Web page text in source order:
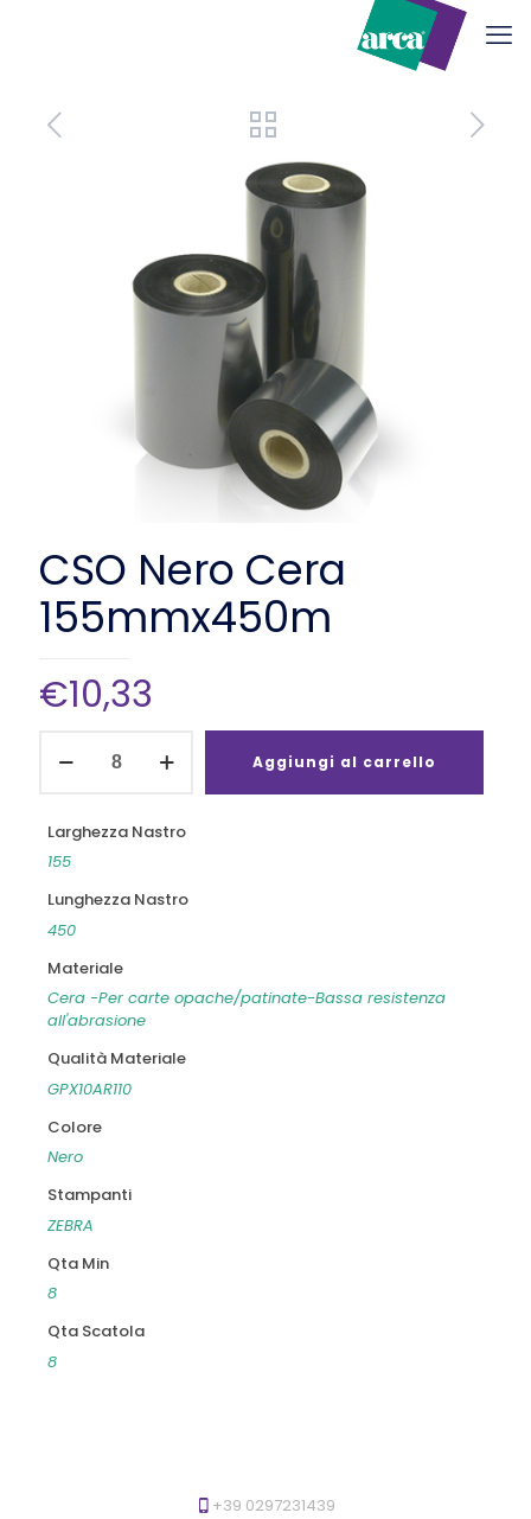
CSO Nero Cera
155mmx450m
€10,33
Nero
quantità
Aggiungi al carrello
Larghezza Nastro
155
Lunghezza Nastro
450
Materiale
Cera -Per carte opache/patinate-Bassa resistenza
all'abrasione
Qualità Materiale
GPX10AR110
Colore
Nero
Stampanti
ZEBRA
Qta Min
8
Qta Scatola
8
+39 0297231439